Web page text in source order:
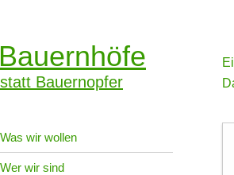
statt Bauernopfer
Was wir wollen
Wer wir sind